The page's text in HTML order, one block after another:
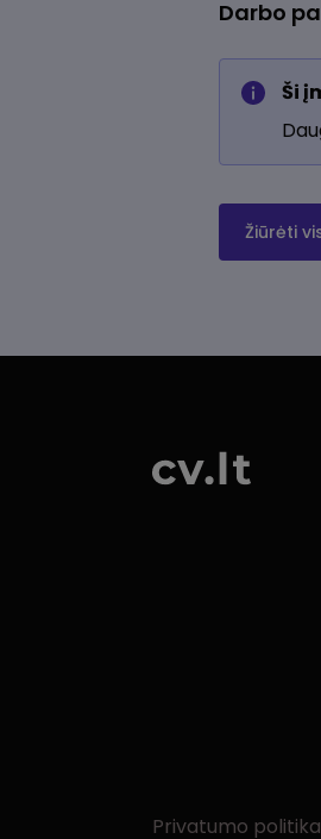
Darbo
Ši
Žiūrėti
Privatumo politika